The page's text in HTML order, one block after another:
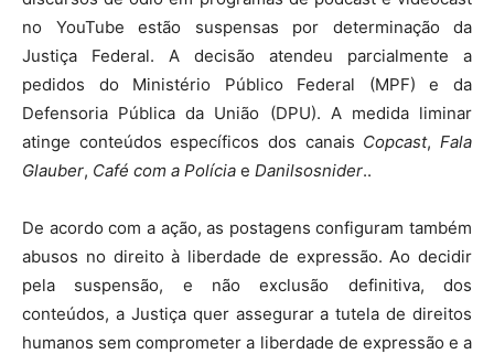
no YouTube estão suspensas por determinação da
Justiça Federal. A decisão atendeu parcialmente a
pedidos do Ministério Público Federal (MPF) e da
Defensoria Pública da União (DPU). A medida liminar
atinge conteúdos específicos dos canais Copcast,Fala
Glauber, Café com a Polícia e Danilsosnider..
De acordo com a ação, as postagens configuram também
abusos no direito à liberdade de expressão. Ao decidir
pela suspensão, e não exclusão definitiva, dos
conteúdos, a Justiça quer assegurar a tutela de direitos
humanos sem comprometer a liberdade de expressão e a